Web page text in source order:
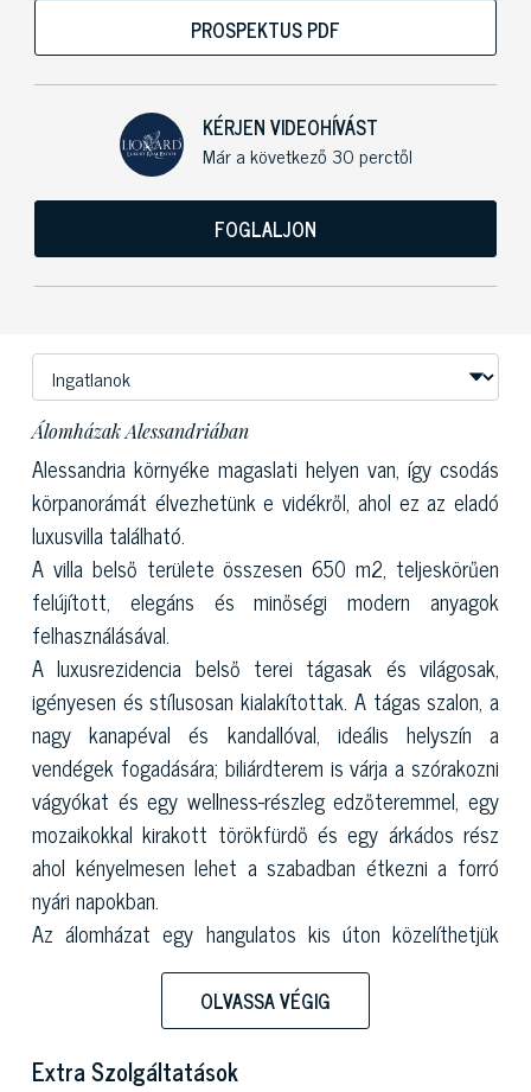
PROSPEKTUS PDF
KÉRJEN VIDEOHÍVÁST
Már a következő 30 perctől
FOGLALJON
Álomházak Alessandriában
Alessandria környéke magaslati helyen van, így csodás
körpanorámát élvezhetünk e vidékről, ahol ez az eladó
luxusvilla található.
A villa belső területe összesen 650 m2, teljeskörűen
felújított, elegáns és minőségi modern anyagok
felhasználásával.
Aluxusrezidencia belső terei tágasak és világosak,
igényesen és stílusosan kialakítottak. A tágas szalon, a
nagy kanapéval és kandallóval, ideális helyszín a
vendégek fogadására; biliárdterem is várja a szórakozni
vágyókat és egy wellness-részleg edzőteremmel, egy
mozaikokkal kirakott törökfürdő és egy árkádos rész
ahol kényelmesen lehet a szabadban étkezni a forró
nyári napokban.
Az álomházat egy hangulatos kis úton közelíthetjük
meg, melyet ápolt angol gyep szegélyez, és amely
egyenesen a homlokzat monumentális szimmetrikus
lépcsősorához vezet. Oszlopaival sajátos hangulatot ad
az épületnek. Ugyanez az út vezet a mélygarázshoz is,
OLVASSA VÉGIG
Extra Szolgáltatások